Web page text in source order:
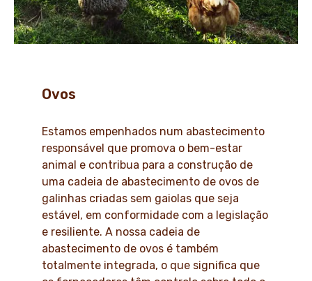
Ovos
Estamos empenhados num abastecimento
responsável que promova o bem-estar
animal e contribua para a construção de
uma cadeia de abastecimento de ovos de
galinhas criadas sem gaiolas que seja
estável, em conformidade com a legislação
e resiliente. A nossa cadeia de
abastecimento de ovos é também
totalmente integrada, o que significa que